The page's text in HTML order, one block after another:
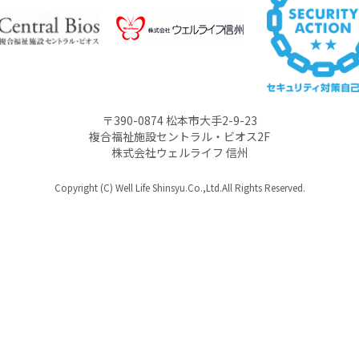
〒390-0874 松本市大手2-9-23
複合福祉施設セントラル・ビオス2F
株式会社ウェルライフ 信州
Copyright (C) Well Life Shinsyu.Co.,Ltd.All Rights Reserved.